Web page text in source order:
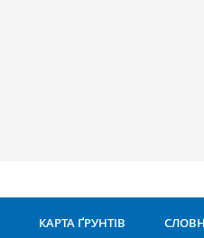
КАРТА ҐРУНТІВ